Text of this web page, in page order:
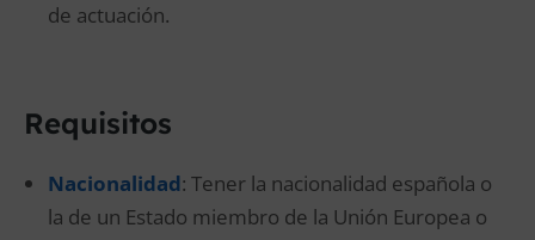
de actuación.
Requisitos
Nacionalidad: Tener la nacionalidad española o
la de un Estado miembro de la Unión Europea o